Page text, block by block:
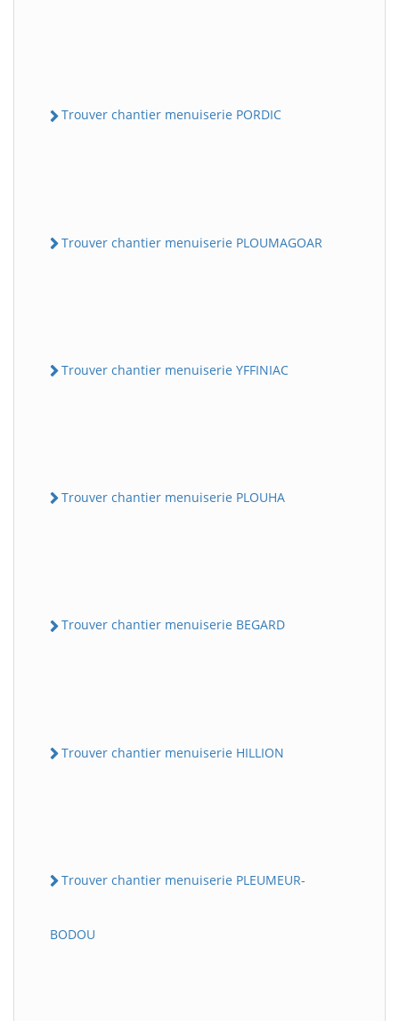
Trouver chantier menuiserie PORDIC
Trouver chantier menuiserie PLOUMAGOAR
Trouver chantier menuiserie YFFINIAC
Trouver chantier menuiserie PLOUHA
Trouver chantier menuiserie BEGARD
Trouver chantier menuiserie HILLION
Trouver chantier menuiserie PLEUMEUR-
BODOU